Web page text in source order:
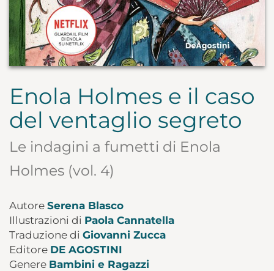
Enola Holmes e il caso
del ventaglio segreto
Le indagini a fumetti di Enola
Holmes (vol. 4)
Autore Serena Blasco
Illustrazioni di Paola Cannatella
Traduzione di Giovanni Zucca
Editore DE AGOSTINI
Genere Bambini e Ragazzi